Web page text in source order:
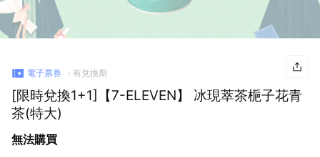
電子票券 有兌換期
[限時兌換1+1]【7-ELEVEN】 冰現萃茶梔子花青
茶(特大)
無法購買